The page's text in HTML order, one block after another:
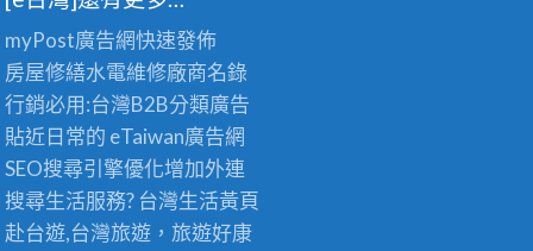
myPost廣告網快速發佈
房屋修繕水電維修廠商名錄
行銷必用:台灣B2B分類廣告
貼近日常的 eTaiwan廣告網
SEO搜尋引擎優化增加外連
搜尋生活服務? 台灣生活黃頁
赴台遊,台灣旅遊 ，旅遊好康